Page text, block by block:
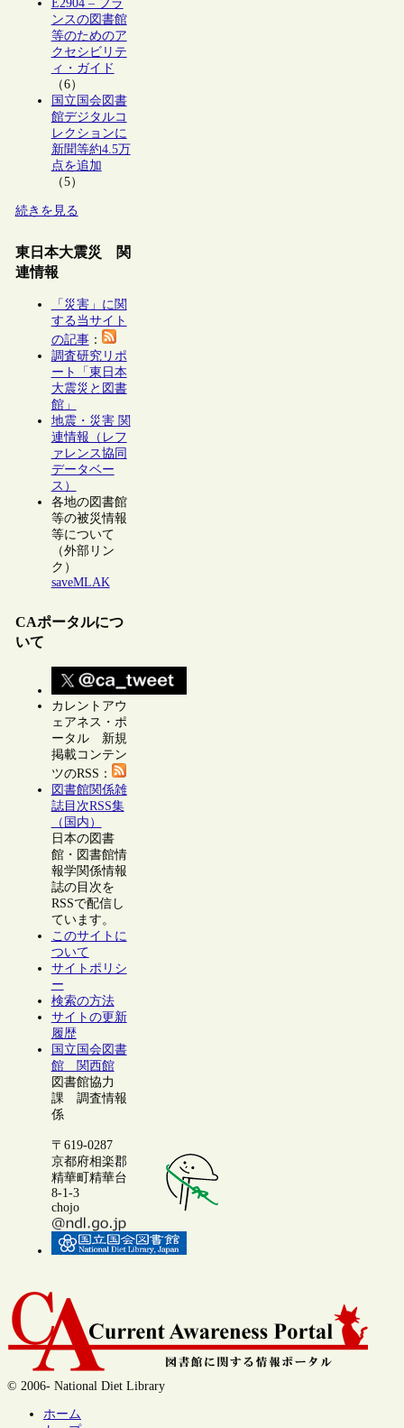
E2904 – フラ
ンスの図書館
等のためのア
クセシビリテ
ィ・ガイド
（6）
国立国会図書
館デジタルコ
レクションに
新聞等約4.5万
点を追加
（5）
続きを見る
東日本大震災 関
連情報
「災害」に関
する当サイト
の記事：
調査研究リポ
ート「東日本
大震災と図書
館」
地震・災害 関
連情報（レフ
ァレンス協同
データベー
ス）
各地の図書館
等の被災情報
等について
（外部リン
ク）
saveMLAK
CAポータルにつ
いて
カレントアウ
ェアネス・ポ
ータル 新規
掲載コンテン
ツのRSS：
図書館関係雑
誌目次RSS集
（国内）
日本の図書
館・図書館情
報学関係情報
誌の目次を
RSSで配信し
ています。
このサイトに
ついて
サイトポリシ
ー
検索の方法
サイトの更新
履歴
国立国会図書
館 関西館
図書館協力
課 調査情報
係
〒619-0287
京都府相楽郡
精華町精華台
8-1-3
chojo
© 2006- National Diet Library
ホーム